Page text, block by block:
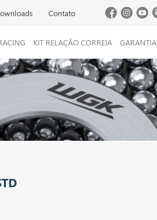
Contato
KIT RELAÇÃO CORREIA GARANTIA